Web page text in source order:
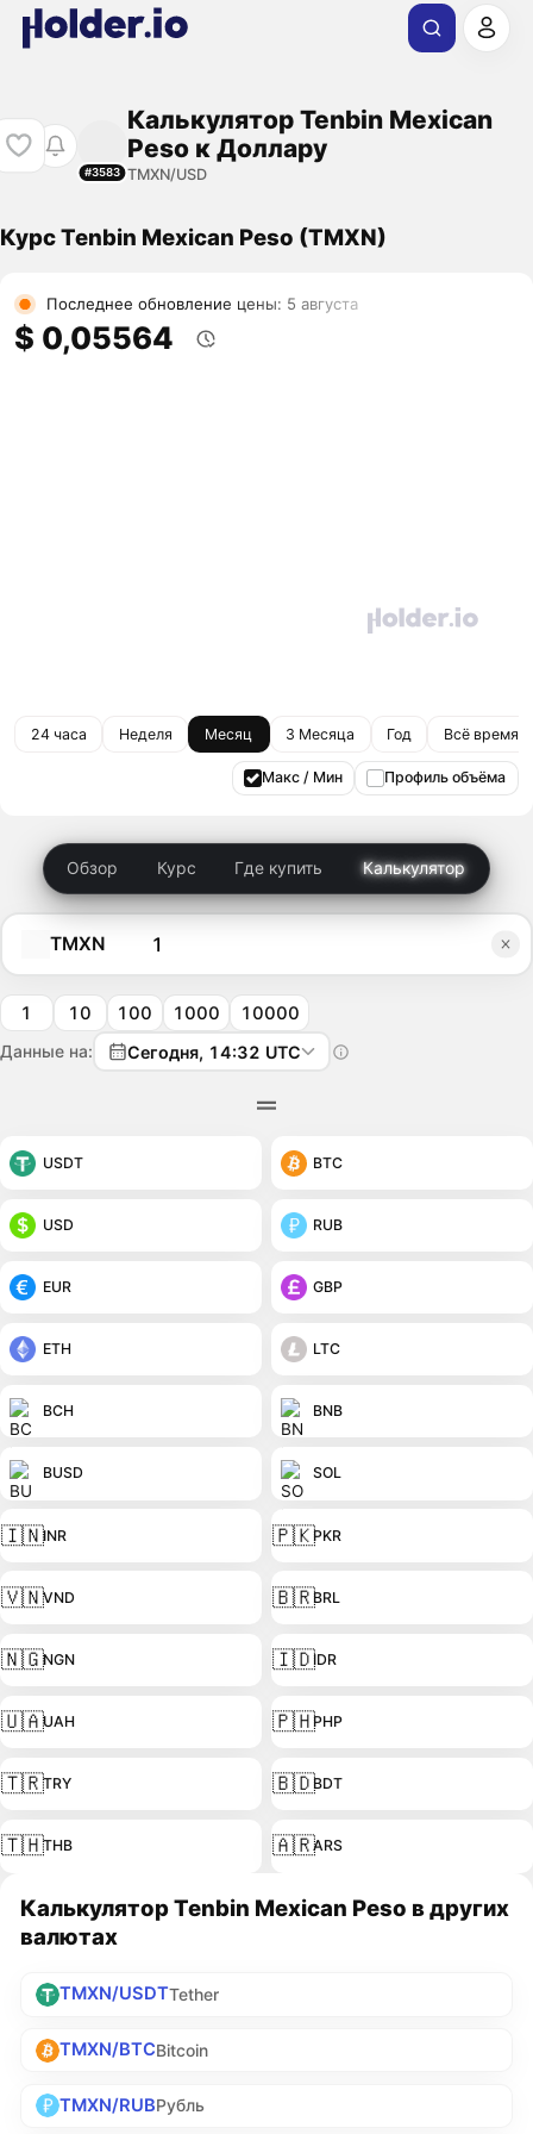
#3583
Калькулятор Tenbin Mexican
Peso к Доллару
TMXN/USD
Курс Tenbin Mexican Peso (TMXN)
Последнее обновление цены: 5 августа
$ 0,05564
24 часа Неделя Месяц 3 Месяца Год Всё время
Макс / Мин Профиль объёма
Обзор Курс Где купить Калькулятор
TMXN
1 10 100 1000 10000
Данные на: Сегодня, 14:32 UTC
USDT BTC
USD RUB
EUR GBP
ETH LTC
BCH BNB
BUSD SOL
🇮🇳INR 🇵🇰PKR
🇻🇳VND 🇧🇷BRL
🇳🇬NGN 🇮🇩IDR
🇺🇦UAH 🇵🇭PHP
🇹🇷TRY 🇧🇩BDT
🇹🇭THB 🇦🇷ARS
Калькулятор Tenbin Mexican Peso в других
валютах
TMXN/USDTTether
TMXN/BTCBitcoin
TMXN/RUBРубль